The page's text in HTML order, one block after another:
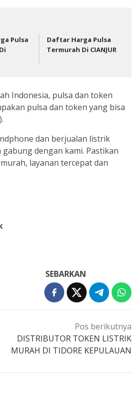
Pulsa
Daftar Harga Pulsa
Termurah Di CIANJUR
Indonesia, pulsa dan token
pulsa dan token yang bisa
dan berjualan listrik
dengan kami. Pastikan
layanan tercepat dan
SEBARKAN
Pos berikutnya
DISTRIBUTOR TOKEN LISTRIK
MURAH DI TIDORE KEPULAUAN